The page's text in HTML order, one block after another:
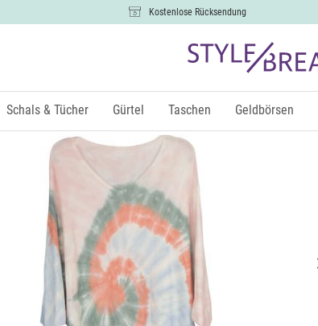
Kostenlose Rücksendung
Schals & Tücher Gürtel Taschen Geldbörsen